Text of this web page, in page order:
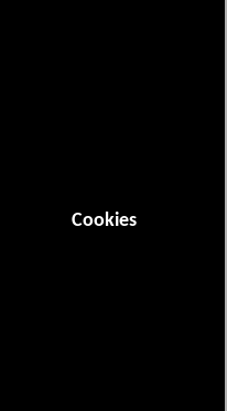
Cookies
está dirigida por